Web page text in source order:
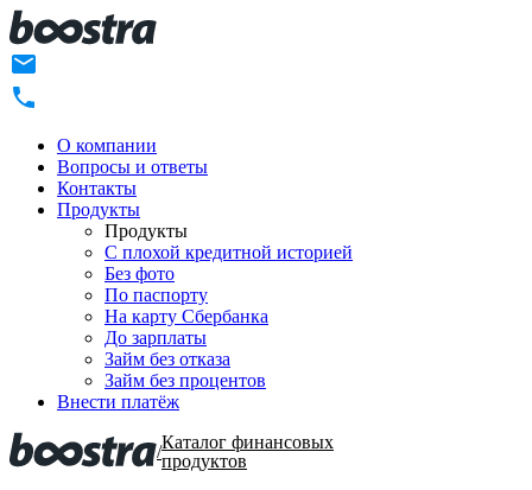
О компании
Вопросы и ответы
Контакты
Продукты
Продукты
C плохой кредитной историей
Без фото
По паспорту
На карту Сбербанка
До зарплаты
Займ без отказа
Займ без процентов
Внести платёж
/Каталог финансовых
продуктов